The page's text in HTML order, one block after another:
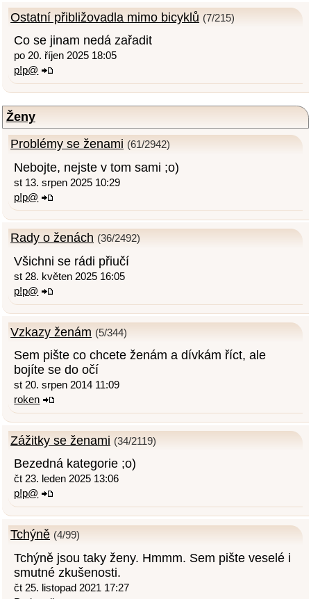
Ostatní přibližovadla mimo bicyklů (7/215)
Co se jinam nedá zařadit
po 20. říjen 2025 18:05
p!p@
Ženy
Problémy se ženami (61/2942)
Nebojte, nejste v tom sami ;o)
st 13. srpen 2025 10:29
p!p@
Rady o ženách (36/2492)
Všichni se rádi přiučí
st 28. květen 2025 16:05
p!p@
Vzkazy ženám (5/344)
Sem pište co chcete ženám a dívkám říct, ale
bojíte se do očí
st 20. srpen 2014 11:09
roken
Zážitky se ženami (34/2119)
Bezedná kategorie ;o)
čt 23. leden 2025 13:06
p!p@
Tchýně (4/99)
Tchýně jsou taky ženy. Hmmm. Sem pište veselé i
smutné zkušenosti.
čt 25. listopad 2021 17:27